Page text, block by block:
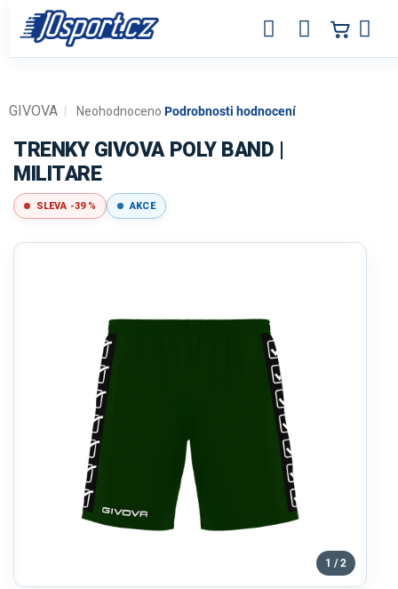
obsah
Průměrné
produktu
je
0,0
z
5
Neohodnoceno Podrobnosti hodnocení
GIVOVA
TRENKY GIVOVA POLY BAND |
MILITARE
SLEVA -39 % AKCE
1 / 2